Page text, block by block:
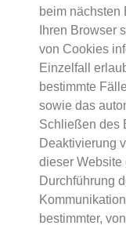
beim nächsten
Ihren Browser
von Cookies
Einzelfall
bestimmte
sowie das
Schließen des
Deaktivierung
dieser Website
Durchführung
bestimmter,